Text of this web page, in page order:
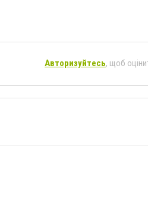
Авторизуйтесь, щоб